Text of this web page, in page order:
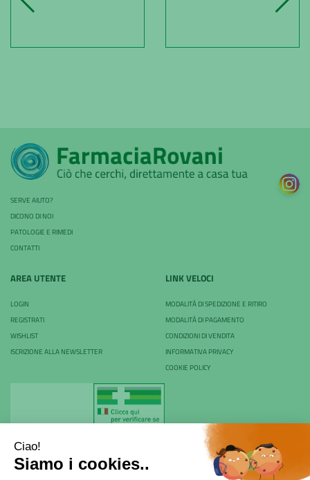
SERVE AIUTO?
DICONO DI NOI
PATOLOGIE E RIMEDI
CONTATTI
AREA UTENTE
LOGIN
REGISTRATI
WISHLIST
ISCRIZIONE ALLA NEWSLETTER
LINK VELOCI
MODALITÀ DI SPEDIZIONE E RITIRO
MODALITÀ DI PAGAMENTO
CONDIZIONI DI VENDITA
INFORMATIVA PRIVACY
COOKIE POLICY